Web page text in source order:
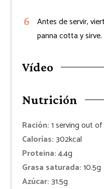
Antes de servir,
panna cotta y sirve.
Vídeo
Nutrición
Ración:1serving out
Calorías:302kcal
Proteina:4.4g
Grasa saturada:10.5g
Azúcar:31.5g